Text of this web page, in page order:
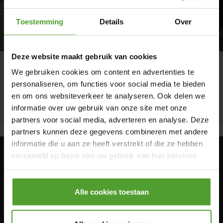
Toestemming Details Over
Deze website maakt gebruik van cookies
We gebruiken cookies om content en advertenties te
personaliseren, om functies voor social media te bieden
en om ons websiteverkeer te analyseren. Ook delen we
informatie over uw gebruik van onze site met onze
partners voor social media, adverteren en analyse. Deze
partners kunnen deze gegevens combineren met andere
informatie die u aan ze heeft verstrekt of die ze hebben
verzameld op basis van uw gebruik van hun services.
Door op de knop “Alle cookies weigeren” te klikken, kunt
u ervoor kiezen om alle cookies te weigeren, behalve de
noodzakelijke cookies. De noodzakelijke cookies zijn
Alle cookies toestaan
Blogposts per onderwerp:
KIES EEN CATEGORIE
powered byLuminus.be
Copyright © 2017-2026 "Luminus"